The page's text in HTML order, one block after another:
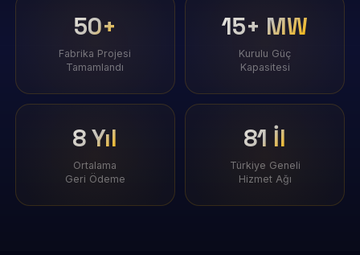
50+
Fabrika Projesi
Tamamlandı
15+ MW
Kurulu Güç
Kapasitesi
8 Yıl
Ortalama
Geri Ödeme
81 İl
Türkiye Geneli
Hizmet Ağı